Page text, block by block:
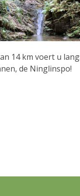
14 km voert u
de Ninglinspo!